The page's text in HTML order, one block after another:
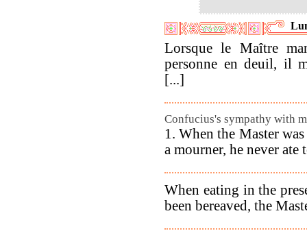
Lorsque le Maître
personne en deuil, il
[...]
Confucius's sympathy with
1. When the Master
a mourner, he never
When eating in the
been bereaved, the